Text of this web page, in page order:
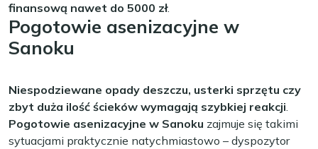
finansową nawet do 5000 zł.
Pogotowie asenizacyjne w
Sanoku
Niespodziewane opady deszczu, usterki sprzętu czy
zbyt duża ilość ścieków wymagają szybkiej reakcji.
Pogotowie asenizacyjne w Sanoku zajmuje się takimi
sytuacjami praktycznie natychmiastowo – dyspozytor